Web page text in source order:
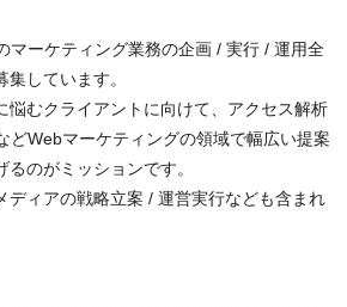
マーケティング業務の企画 / 実行 / 運用全
しています。
悩むクライアントに向けて、アクセス解析
どWebマーケティングの領域で幅広い提案
のがミッションです。
ディアの戦略立案 / 運営実行なども含まれ